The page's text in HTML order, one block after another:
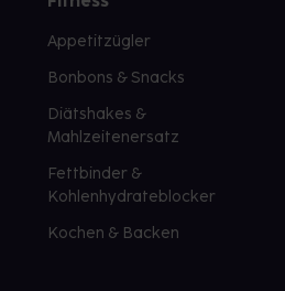
Appetitzügler
Bonbons & Snacks
Diätshakes &
Mahlzeitenersatz
Fettbinder &
Kohlenhydrateblocker
Kochen & Backen